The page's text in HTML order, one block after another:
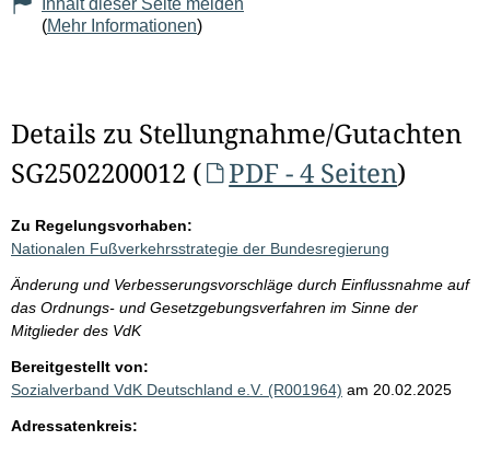
Inhalt dieser Seite melden
(Mehr Informationen)
Details zu Stellungnahme/Gutachten
SG2502200012 (
PDF - 4 Seiten)
Zu Regelungsvorhaben:
Nationalen Fußverkehrsstrategie der Bundesregierung
Änderung und Verbesserungsvorschläge durch Einflussnahme auf
das Ordnungs- und Gesetzgebungsverfahren im Sinne der
Mitglieder des VdK
Bereitgestellt von:
Sozialverband VdK Deutschland e.V. (R001964) am 20.02.2025
Adressatenkreis: